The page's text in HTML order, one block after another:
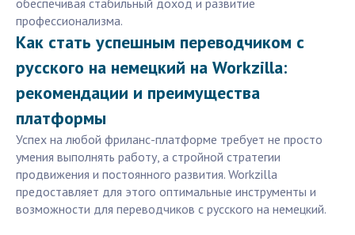
обеспечивая стабильный доход и развитие
профессионализма.
Как стать успешным переводчиком с
русского на немецкий на Workzilla:
рекомендации и преимущества
платформы
Успех на любой фриланс-платформе требует не просто
умения выполнять работу, а стройной стратегии
продвижения и постоянного развития. Workzilla
предоставляет для этого оптимальные инструменты и
возможности для переводчиков с русского на немецкий.